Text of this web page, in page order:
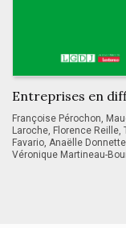
Entreprises en
Françoise Pérochon,
Laroche, Florence Reille,
Favario, Anaëlle
Véronique Martineau-